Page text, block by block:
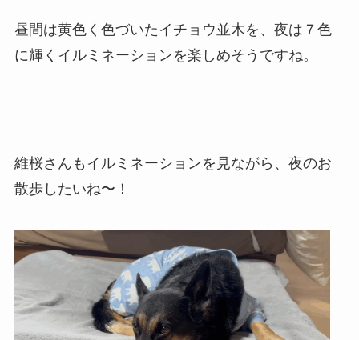
昼間は黄色く色づいたイチョウ並木を、夜は７色
に輝くイルミネーションを楽しめそうですね。
維桜さんもイルミネーションを見ながら、夜のお
散歩したいね〜！